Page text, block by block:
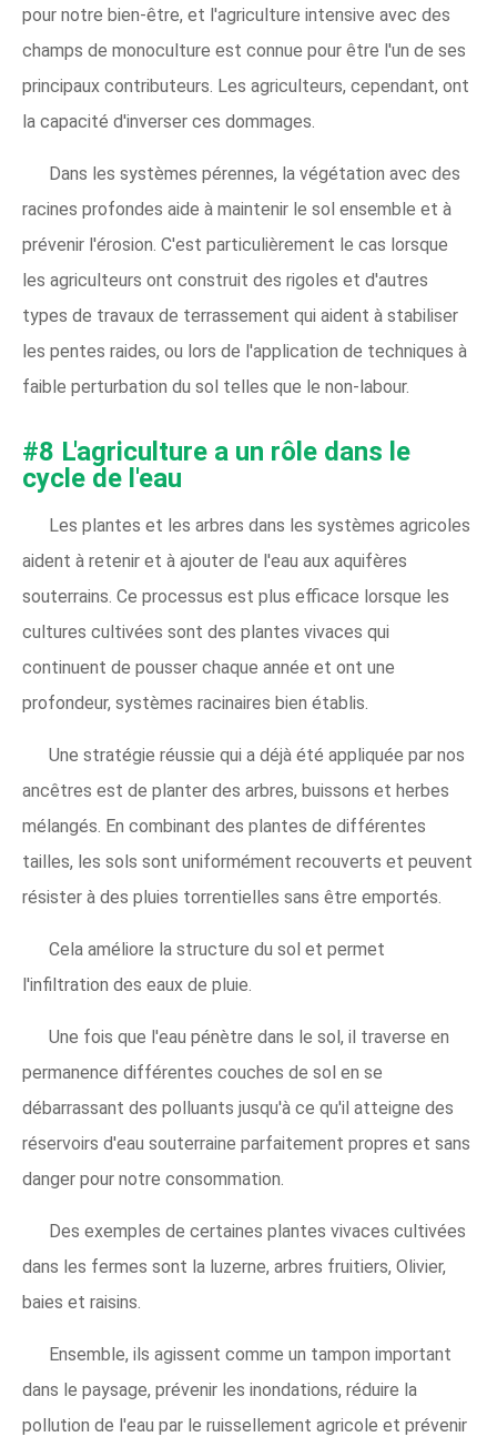
pour notre bien-être, et l'agriculture intensive avec des
champs de monoculture est connue pour être l'un de ses
principaux contributeurs. Les agriculteurs, cependant, ont
la capacité d'inverser ces dommages.
Dans les systèmes pérennes, la végétation avec des
racines profondes aide à maintenir le sol ensemble et à
prévenir l'érosion. C'est particulièrement le cas lorsque
les agriculteurs ont construit des rigoles et d'autres
types de travaux de terrassement qui aident à stabiliser
les pentes raides, ou lors de l'application de techniques à
faible perturbation du sol telles que le non-labour.
#8 L'agriculture a un rôle dans le
cycle de l'eau
Les plantes et les arbres dans les systèmes agricoles
aident à retenir et à ajouter de l'eau aux aquifères
souterrains. Ce processus est plus efficace lorsque les
cultures cultivées sont des plantes vivaces qui
continuent de pousser chaque année et ont une
profondeur, systèmes racinaires bien établis.
Une stratégie réussie qui a déjà été appliquée par nos
ancêtres est de planter des arbres, buissons et herbes
mélangés. En combinant des plantes de différentes
tailles, les sols sont uniformément recouverts et peuvent
résister à des pluies torrentielles sans être emportés.
Cela améliore la structure du sol et permet
l'infiltration des eaux de pluie.
Une fois que l'eau pénètre dans le sol, il traverse en
permanence différentes couches de sol en se
débarrassant des polluants jusqu'à ce qu'il atteigne des
réservoirs d'eau souterraine parfaitement propres et sans
danger pour notre consommation.
Des exemples de certaines plantes vivaces cultivées
dans les fermes sont la luzerne, arbres fruitiers, Olivier,
baies et raisins.
Ensemble, ils agissent comme un tampon important
dans le paysage, prévenir les inondations, réduire la
pollution de l'eau par le ruissellement agricole et prévenir